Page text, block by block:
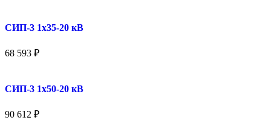
СИП-3 1x35-20 кВ
68 593 ₽
СИП-3 1x50-20 кВ
90 612 ₽